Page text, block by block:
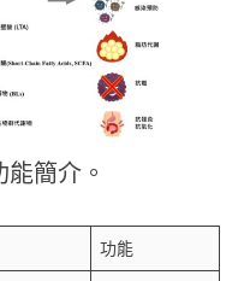
簡介。
功能